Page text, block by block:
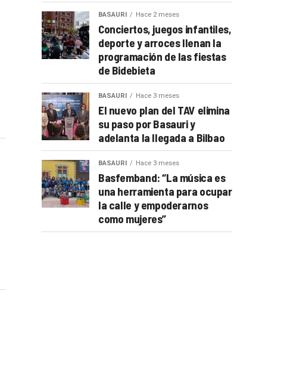
BASAURI Hace 2 meses
Conciertos, juegos infantiles,
deporte y arroces llenan la
programación de las fiestas
de Bidebieta
BASAURI Hace 3 meses
El nuevo plan del TAV elimina
su paso por Basauri y
adelanta la llegada a Bilbao
BASAURI Hace 3 meses
Basfemband: “La música es
una herramienta para ocupar
la calle y empoderarnos
como mujeres”